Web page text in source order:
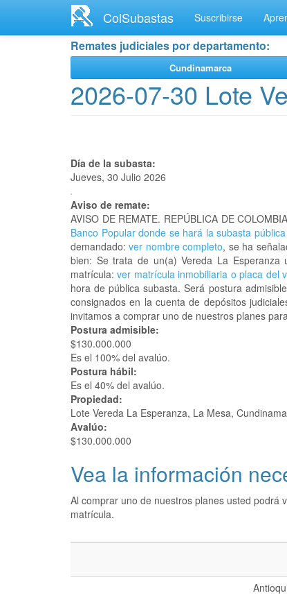
contenido
ColSubastas Suscribirse
Remates judiciales por departamento:
Cundinamarca
2026-07-30 Lote
Día de la subasta:
Jueves, 30 Julio 2026
Aviso de remate:
AVISO DE REMATE. REPÚBLICA DE
Banco Popular donde se hará la subasta pública
demandado:ver nombre completo, se ha
bien: Se trata de un(a) Vereda La
matrícula:ver matrícula inmobiliaria o placa del
hora de pública subasta. Será postura
consignados en la cuenta de depósitos
invitamos a comprar uno de nuestros planes
Postura admisible:
$130.000.000
Es el 100% del avalúo.
Postura hábil:
Es el 40% del avalúo.
Propiedad:
Lote Vereda La Esperanza, La Mesa,
Avalúo:
$130.000.000
Vea la información
Al comprar uno de nuestros planes usted podrá
matrícula.